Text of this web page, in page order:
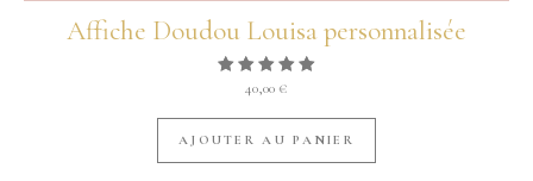
Affiche Doudou Louisa personnalisée
Note
40,00 €
AJOUTER AU PANIER